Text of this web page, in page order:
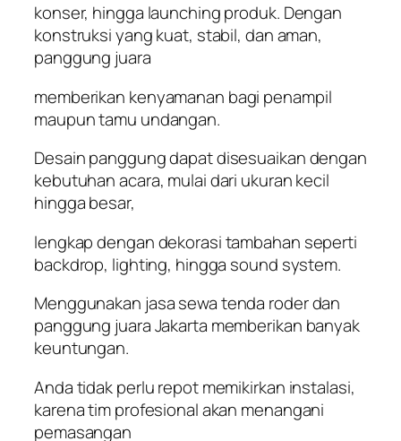
konser, hingga launching produk. Dengan
konstruksi yang kuat, stabil, dan aman,
panggung juara
memberikan kenyamanan bagi penampil
maupun tamu undangan.
Desain panggung dapat disesuaikan dengan
kebutuhan acara, mulai dari ukuran kecil
hingga besar,
lengkap dengan dekorasi tambahan seperti
backdrop, lighting, hingga sound system.
Menggunakan jasa sewa tenda roder dan
panggung juara Jakarta memberikan banyak
keuntungan.
Anda tidak perlu repot memikirkan instalasi,
karena tim profesional akan menangani
pemasangan